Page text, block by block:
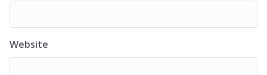
Website